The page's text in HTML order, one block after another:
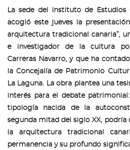
La sede del Instituto de Estudios
acogió este jueves la
arquitectura tradicional canaria”,
e investigador de la cultura
Carreras Navarro, y que ha
la Concejalía de Patrimonio
La Laguna. La obra plantea una
interés para el debate
tipología nacida de la
segunda mitad del siglo XX, podría
la arquitectura tradicional
permanencia y su profundo